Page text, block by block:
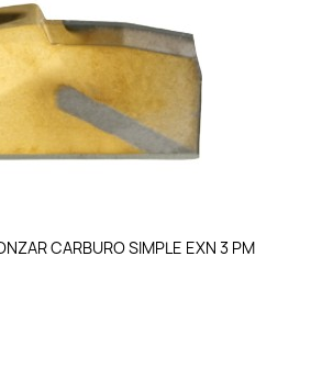
CARBURO SIMPLE EXN 3 PM